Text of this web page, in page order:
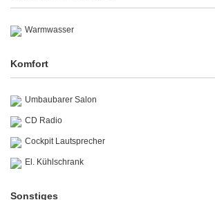
Warmwasser
Komfort
Umbaubarer Salon
CD Radio
Cockpit Lautsprecher
El. Kühlschrank
Sonstiges